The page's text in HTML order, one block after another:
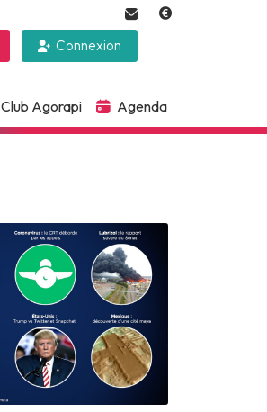
Connexion
Club Agorapi Agenda